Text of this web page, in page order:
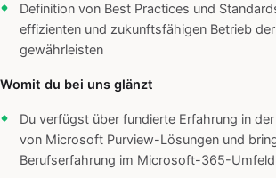
Definition von Best Practices und
effizienten und zukunftsfähigen Betrieb
gewährleisten
Womit du bei uns glänzt
Du verfügst über fundierte Erfahrung in
von Microsoft Purview-Lösungen und
Berufserfahrung im Microsoft-365-